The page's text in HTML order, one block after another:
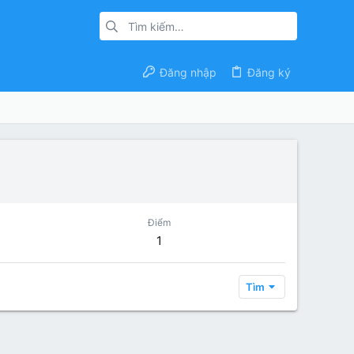
Đăng nhập Đăng ký
Điểm
1
Tìm